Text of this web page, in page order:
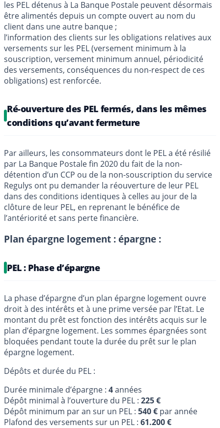
les PEL détenus à La Banque Postale peuvent désormais
être alimentés depuis un compte ouvert au nom du
client dans une autre banque ;
l’information des clients sur les obligations relatives aux
versements sur les PEL (versement minimum à la
souscription, versement minimum annuel, périodicité
des versements, conséquences du non-respect de ces
obligations) est renforcée.
Ré-ouverture des PEL fermés, dans les mêmes
conditions qu’avant fermeture
Par ailleurs, les consommateurs dont le PEL a été résilié
par La Banque Postale fin 2020 du fait de la non-
détention d’un CCP ou de la non-souscription du service
Regulys ont pu demander la réouverture de leur PEL
dans des conditions identiques à celles au jour de la
clôture de leur PEL, en reprenant le bénéfice de
l’antériorité et sans perte financière.
Plan épargne logement : épargne :
PEL : Phase d’épargne
La phase d’épargne d’un plan épargne logement ouvre
droit à des intérêts et à une prime versée par l’Etat. Le
montant du prêt est fonction des intérêts acquis sur le
plan d’épargne logement. Les sommes épargnées sont
bloquées pendant toute la durée du prêt sur le plan
épargne logement.
Dépôts et durée du PEL :
Durée minimale d’épargne : 4années
Dépôt minimal à l’ouverture du PEL : 225 €
Dépôt minimum par an sur un PEL : 540 € par année
Plafond des versements sur un PEL : 61.200 €